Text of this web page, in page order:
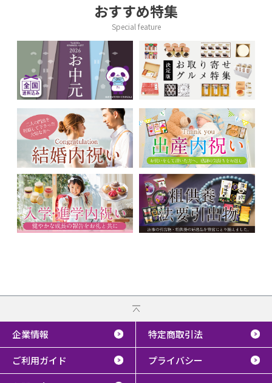
おすすめ特集
Special feature
企業情報 特定商取引法
ご利用ガイド プライバシー